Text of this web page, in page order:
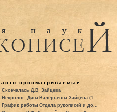
просматриваемые
Скончалась Д.В. Зайцева
Некролог: Дина Валерьевна Зайцева (1...
График работы Отдела рукописей и до...